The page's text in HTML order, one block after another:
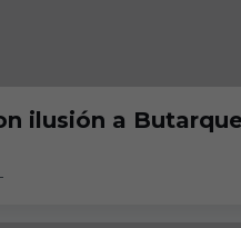
ilusión a Butarque